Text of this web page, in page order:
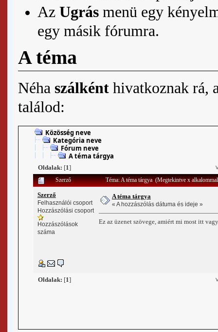
Az Ugrásmenü egy
egy másik fórumra.
A téma
Néha szálkénthivatkoznak rá,
találod:
Közösség neve
Kategória neve
Fórum neve
A téma tárgya
Oldalak: [1]
Szerző Téma: A téma tárgya (Megtekintve x
Szerző
Felhasználói csoport
Hozzászólási csoport
Hozzászólások
száma
A téma tárgya
« A hozzászólás dátuma és ideje »
Ez az üzenet szövege, amiért mi most itt
Oldalak: [1]